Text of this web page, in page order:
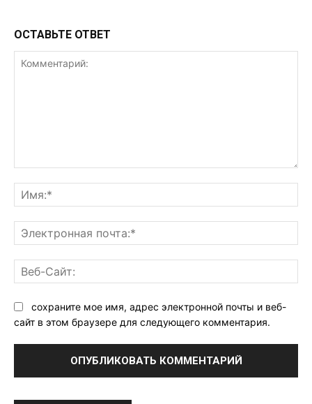
ОСТАВЬТЕ ОТВЕТ
сохраните мое имя, адрес электронной почты и веб-
сайт в этом браузере для следующего комментария.